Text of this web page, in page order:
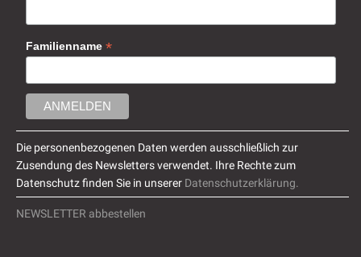
Familienname *
Die personenbezogenen Daten werden ausschließlich zur
Zusendung des Newsletters verwendet. Ihre Rechte zum
Datenschutz finden Sie in unserer Datenschutzerklärung.
NEWSLETTER abbestellen